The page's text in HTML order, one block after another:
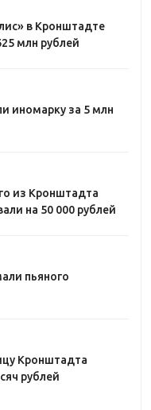
в Кронштадте
млн рублей
иномарку за 5 млн
из Кронштадта
на 50 000 рублей
пьяного
Кронштадта
рублей